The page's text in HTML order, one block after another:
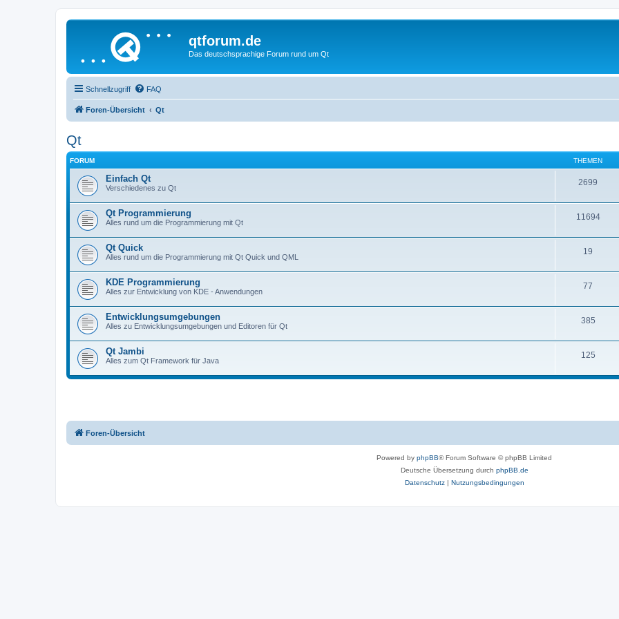
qtforum.de
Das deutschsprachige Forum rund um Qt
Schnellzugriff FAQ
Foren-Übersicht Qt
Qt
FORUM THEMEN
Einfach Qt
Verschiedenes zu Qt
2699
Qt Programmierung
Alles rund um die Programmierung mit Qt
11694
Qt Quick
Alles rund um die Programmierung mit Qt Quick und QML
19
KDE Programmierung
Alles zur Entwicklung von KDE - Anwendungen
77
Entwicklungsumgebungen
Alles zu Entwicklungsumgebungen und Editoren für Qt
385
Qt Jambi
Alles zum Qt Framework für Java
125
Foren-Übersicht
Powered by phpBB® Forum Software © phpBB Limited
Deutsche Übersetzung durch phpBB.de
Datenschutz| Nutzungsbedingungen